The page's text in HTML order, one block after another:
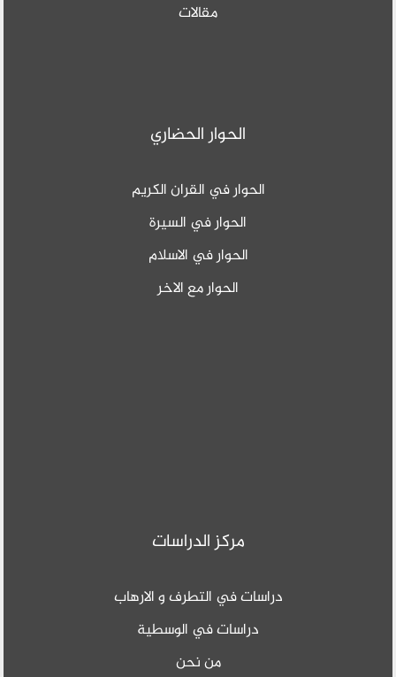
مقالات
الحوار الحضاري
الحوار في القران الكريم
الحوار في السيرة
الحوار في الاسلام
الحوار مع الاخر
مركز الدراسات
دراسات في التطرف و الارهاب
دراسات في الوسطية
من نحن